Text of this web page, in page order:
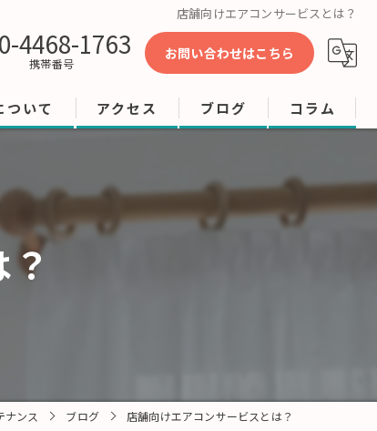
店舗向けエアコンサービスとは？
4468-1763
携帯番号
お問い合わせはこちら
ついて アクセス ブログ コラム
ナンス ブログ 店舗向けエアコンサービスとは？